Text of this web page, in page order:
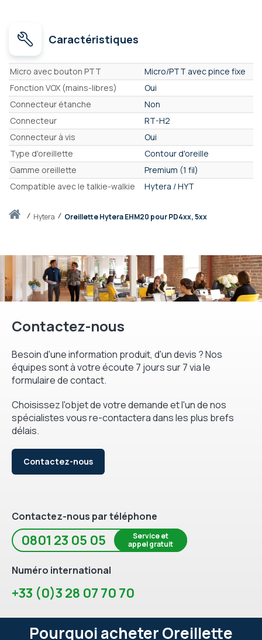
Accueilhytera Oreillette Hytera EHM20 pour PD4xx, 5xx
Caractéristiques
Caractéristiques
Micro avec bouton PTT
Micro/PTT avec pince fixe
Fonction VOX (mains-libres)
Oui
Connecteur étanche
Non
Connecteur
RT-H2
Connecteur à vis
Oui
Type d'oreillette
Contour d'oreille
Gamme oreillette
Premium (1 fil)
Compatible avec le talkie-walkie
Hytera / HYT
Contactez-nous
Besoin d'une information produit, d'un devis ? Nos
équipes sont à votre écoute 7 jours sur 7 via le
formulaire de contact.
Choisissez l'objet de votre demande et l'un de nos
spécialistes vous re-contactera dans les plus brefs
délais.
Contactez-nous
Contactez-nous par téléphone
0801 23 05 05
Service et
appel gratuit
Numéro international
+33 (0)3 28 07 70 70
Pourquoi acheter Oreillette